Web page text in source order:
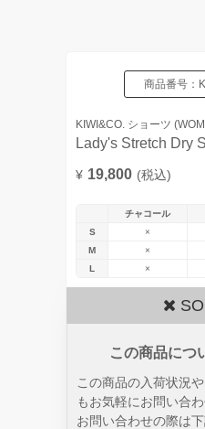
商品番号：
KIWI&CO. ショーツ
Lady's Stretch Dry
¥ 19,800 (税込)
チャコール
S
×
M
×
L
×
この商品につ
この商品の入荷状況
もお気軽にお問い合わ
お問い合わせの際は